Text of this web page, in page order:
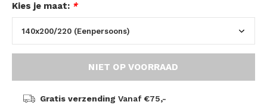
Kies je maat: *
NIET OP VOORRAAD
Gratis verzending Vanaf €75,-